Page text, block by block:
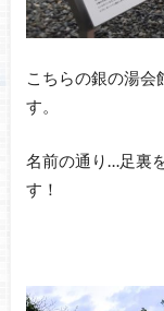
こちらの銀の湯
す。
名前の通り…足裏
す！